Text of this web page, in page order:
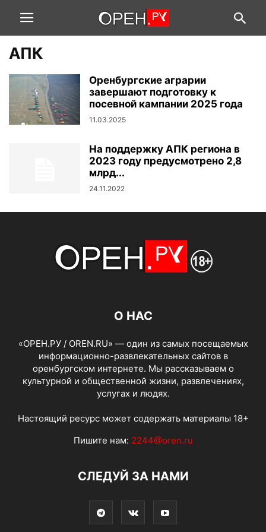
АПК
Оренбургские аграрии
завершают подготовку к
посевной кампании 2025 года
11.03.2025
На поддержку АПК региона в
2023 году предусмотрено 2,8
млрд...
24.11.2022
О НАС
«ОРЕН.РУ / OREN.RU» — один из самых посещаемых
информационно-развлекательных сайтов в
оренбургском интернете. Мы рассказываем о
культурной и общественной жизни, развлечениях,
услугах и людях.
Настоящий ресурс может содержать материалы 18+
Пишите нам: 2244@oren.ru
СЛЕДУЙ ЗА НАМИ